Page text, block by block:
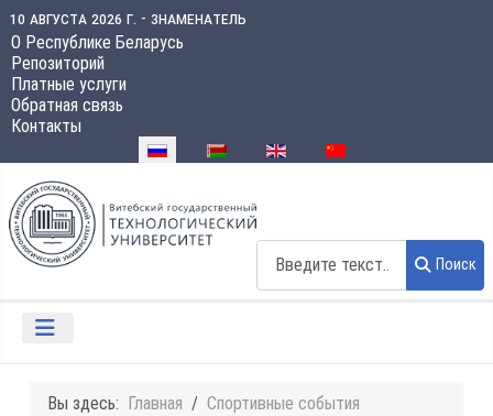
10 августа 2026 г. - знаменатель
О Республике Беларусь
Репозиторий
Платные услуги
Обратная связь
Контакты
Выберите язык
Поиск
Вы здесь: Главная
Спортивные события